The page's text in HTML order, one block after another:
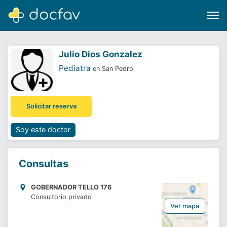
Software para clínicas
¿Eres un doctor?
Julio Dios Gonzalez
Pediatra en San Pedro
Solicitar reserva
Soy este doctor
Consultas
GOBERNADOR TELLO 176
Consultorio privado
Ver mapa